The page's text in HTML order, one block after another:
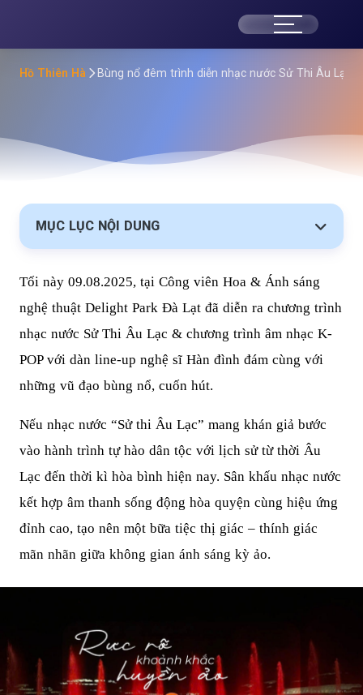
ồ
ên
Hà
-
Cô
ng
Ty
Tổ
Ch
ức
Sự
Kiệ
n
Hồ Thiên Hà Bùng nổ đêm trình diễn nhạc nước Sử Thi Âu Lạc
MỤC LỤC NỘI DUNG
Tối này 09.08.2025, tại Công viên Hoa & Ánh sáng
nghệ thuật Delight Park Đà Lạt đã diễn ra chương trình
nhạc nước Sử Thi Âu Lạc & chương trình âm nhạc K-
POP với dàn line-up nghệ sĩ Hàn đình đám cùng với
những vũ đạo bùng nổ, cuốn hút.
Nếu nhạc nước “Sử thi Âu Lạc” mang khán giả bước
vào hành trình tự hào dân tộc với lịch sử từ thời Âu
Lạc đến thời kì hòa bình hiện nay. Sân khấu nhạc nước
kết hợp âm thanh sống động hòa quyện cùng hiệu ứng
đỉnh cao, tạo nên một bữa tiệc thị giác – thính giác
mãn nhãn giữa không gian ánh sáng kỳ ảo.